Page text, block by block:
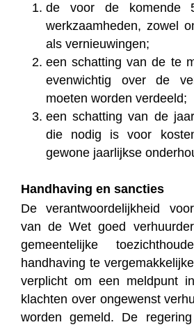
de voor de komende
werkzaamheden, zowel
als vernieuwingen;
een schatting van de te
evenwichtig over de
moeten worden verdeeld;
een schatting van de
die nodig is voor
gewone jaarlijkse
Handhaving en sancties
De verantwoordelijkheid
van de Wet goed
gemeentelijke
handhaving te
verplicht om een meldpunt
klachten over ongewenst
worden gemeld. De